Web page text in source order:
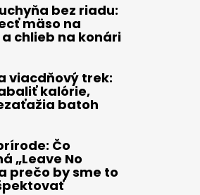
bez riadu:
mäso na
chlieb na konári
viacdňový trek:
kalórie,
batoh
Čo
„Leave No
a prečo by sme to